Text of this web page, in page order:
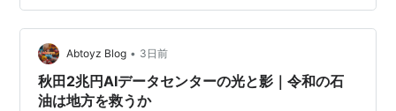
参考にRAW現像で色温度を落としています。 01：狐忠信
02 03 04 05：閻魔王 06 07 08：三国志 鬼神『典韋』
09 10：一本松の決闘 11 12：北海の雄 13：歌舞伎十八番
之内 暫 14 15：十三の海鳴り安藤新…
Abtoyz Blog • 3日前
秋田2兆円AIデータセンターの光と影｜令和の石
油は地方を救うか